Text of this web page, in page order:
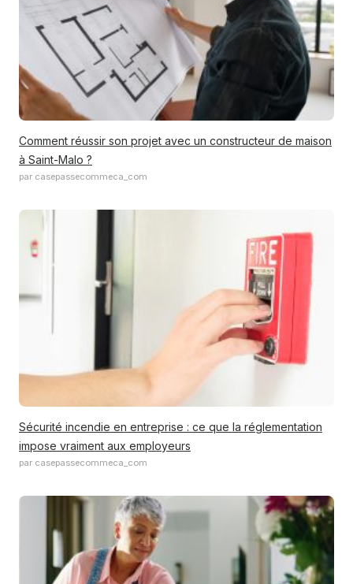
Comment réussir son projet avec un constructeur de maison
à Saint-Malo ?
par casepassecommeca_com
Sécurité incendie en entreprise : ce que la réglementation
impose vraiment aux employeurs
par casepassecommeca_com